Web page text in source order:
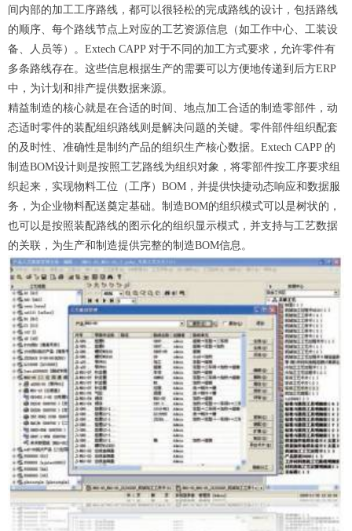
间内部的加工工序路线，都可以很轻松的完成路线的设计，包括路线
的顺序、每个路线节点上对应的工艺资源信息（如工作中心、工装设
备、人员等）。Extech CAPP 对于不同的加工方式要求，允许零件有
多条路线存在。这些信息根据生产的需要可以方便地传递到后方ERP
中，为计划和排产提供数据来源。
精益制造的核心就是在合适的时间、地点加工合适的制造零部件，动
态适时零件的装配组织路线则是解决问题的关键。零件部件组织配套
的及时性、准确性是制约产品的组织生产核心数据。Extech CAPP 的
制造BOM设计则是按照工艺路线为组织对象，将零部件按工序要求组
织起来，实现物料工位（工序）BOM，并提供快捷动态响应和数据服
务，为企业物料配送奠定基础。制造BOM的组织模式可以是树状的，
也可以是按照装配路线的图示化的组织显示模式，并支持与工艺数据
的关联，为生产和制造提供完整的制造BOM信息。